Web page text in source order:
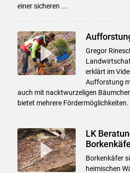
einer sicheren ...
Gregor
erklärt im
Aufforstung
auch mit nacktwurzeligen
bietet mehrere Fördermöglichkeiten.
LK
Borkenkäfer
heimischen